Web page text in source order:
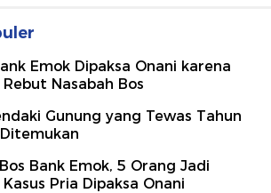
Emok Dipaksa Onani karena
Nasabah Bos
Gunung yang Tewas Tahun
Bank Emok, 5 Orang Jadi
Pria Dipaksa Onani